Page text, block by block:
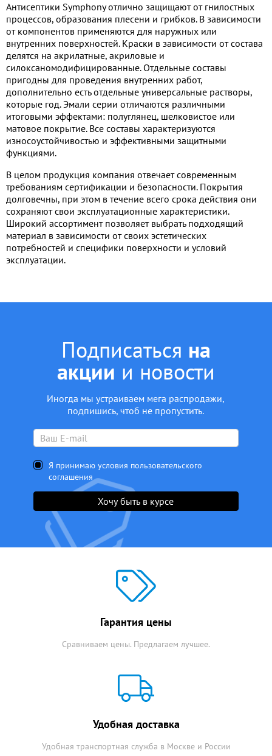
Антисептики Symphony отлично защищают от гнилостных
процессов, образования плесени и грибков. В зависимости
от компонентов применяются для наружных или
внутренних поверхностей. Краски в зависимости от состава
делятся на акрилатные, акриловые и
силоксаномодифицированные. Отдельные составы
пригодны для проведения внутренних работ,
дополнительно есть отдельные универсальные растворы,
которые год. Эмали серии отличаются различными
итоговыми эффектами: полуглянец, шелковистое или
матовое покрытие. Все составы характеризуются
износоустойчивостью и эффективными защитными
функциями.
В целом продукция компания отвечает современным
требованиям сертификации и безопасности. Покрытия
долговечны, при этом в течение всего срока действия они
сохраняют свои эксплуатационные характеристики.
Широкий ассортимент позволяет выбрать подходящий
материал в зависимости от своих эстетических
потребностей и специфики поверхности и условий
эксплуатации.
Подписаться на
акции и новости
Иногда мы устраиваем мега распродажи,
подпишись, чтоб не пропустить.
Я принимаю условия пользовательского
соглашения
Хочу быть в курсе
Гарантия цены
Сравниваем цены. Предлагаем лучшее.
Удобная доставка
Удобная транспортная служба в Москве и России